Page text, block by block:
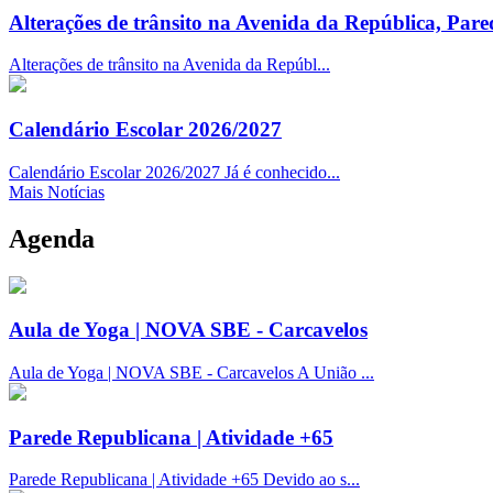
Alterações de trânsito na Avenida da República,
Alterações de trânsito na Avenida da Repúbl...
Calendário Escolar 2026/2027
Calendário Escolar 2026/2027 Já é conhecido...
Mais Notícias
Agenda
Aula de Yoga | NOVA SBE - Carcavelos
Aula de Yoga | NOVA SBE - Carcavelos A União ...
Parede Republicana | Atividade +65
Parede Republicana | Atividade +65 Devido ao s...